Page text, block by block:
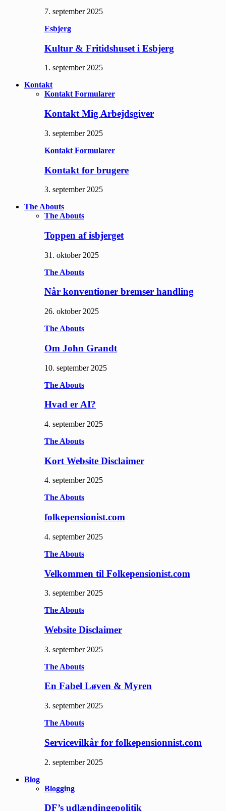
7. september 2025
Esbjerg
Kultur & Fritidshuset i Esbjerg
1. september 2025
Kontakt
Kontakt Formularer
Kontakt Mig Arbejdsgiver
3. september 2025
Kontakt Formularer
Kontakt for brugere
3. september 2025
The Abouts
The Abouts
Toppen af isbjerget
31. oktober 2025
The Abouts
Når konventioner bremser handling
26. oktober 2025
The Abouts
Om John Grandt
10. september 2025
The Abouts
Hvad er AI?
4. september 2025
The Abouts
Kort Website Disclaimer
4. september 2025
The Abouts
folkepensionist.com
4. september 2025
The Abouts
Velkommen til Folkepensionist.com
3. september 2025
The Abouts
Website Disclaimer
3. september 2025
The Abouts
En Fabel Løven & Myren
3. september 2025
The Abouts
Servicevilkår for folkepensionnist.com
2. september 2025
Blog
Blogging
DF’s udlændingepolitik